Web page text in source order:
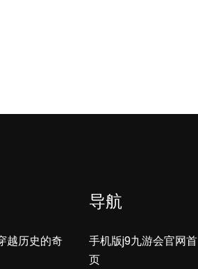
越历史的奇
导航
手机版j9九游会官网首
页